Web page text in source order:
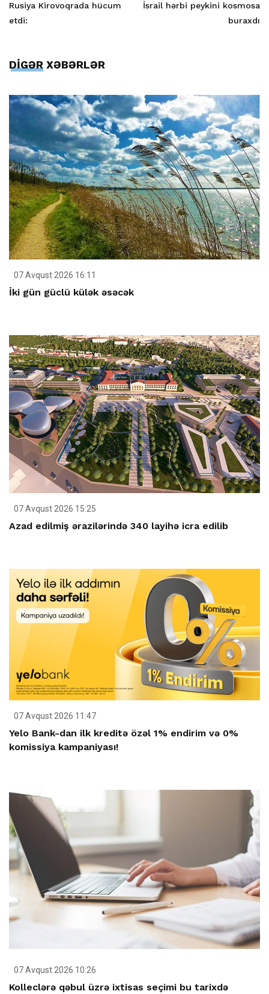
Rusiya Kirovoqrada hücum
etdi:
İsrail hərbi peykini kosmosa
buraxdı
DİGƏR XƏBƏRLƏR
07 Avqust 2026 16:11
İki gün güclü külək əsəcək
07 Avqust 2026 15:25
Azad edilmiş ərazilərində 340 layihə icra edilib
07 Avqust 2026 11:47
Yelo Bank-dan ilk kreditə özəl 1% endirim və 0%
komissiya kampaniyası!
07 Avqust 2026 10:26
Kolleclərə qəbul üzrə ixtisas seçimi bu tarixdə